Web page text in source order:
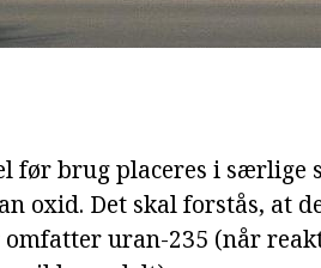
før brug placeres i særlige
oxid. Det skal forstås, at
uran-235 (når